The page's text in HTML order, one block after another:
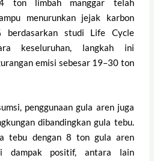
ton limbah manggar telah
menurunkan jejak karbon
berdasarkan studi Life Cycle
keseluruhan, langkah ini
emisi sebesar 19–30 ton
penggunaan gula aren juga
dibandingkan gula tebu.
tebu dengan 8 ton gula aren
dampak positif, antara lain